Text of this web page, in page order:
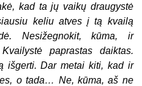
kad ta jų vaikų draugystė
keliu atves į tą kvailą
Nesižegnokit, kūma, ir
paprastas daiktas.
išgerti. Dar metai kiti, kad ir
o tada… Ne, kūma, aš ne